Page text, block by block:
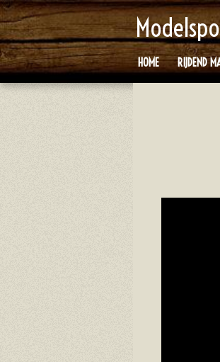
Ga
direct
naar
de
HOME RIJDEND